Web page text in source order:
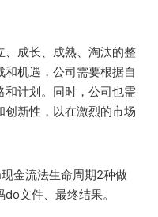
、成长、成熟、淘汰的整
机遇，公司需要根据自
和计划。同时，公司也需
新性，以在激烈的市场
金流法生命周期2种做
文件、最终结果。